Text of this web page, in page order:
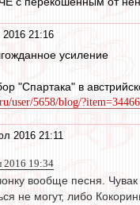
21:16
усиление
"Спартака" в
user/5658/blog/
2016 21:11
2016 19:34
вообще песня.
не могут, либо